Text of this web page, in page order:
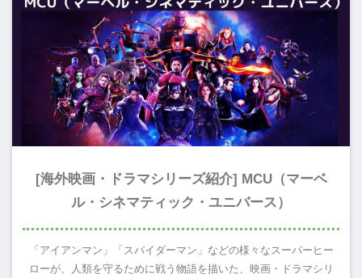
[海外映画・ドラマシリーズ紹介] MCU（マーベ
ル・シネマティック・ユニバース）
「アイアンマン」「スパイダーマン」などの様々なスーパーヒー
ローが、人類を守るために戦う物語を描いた、映画・ドラマシリ